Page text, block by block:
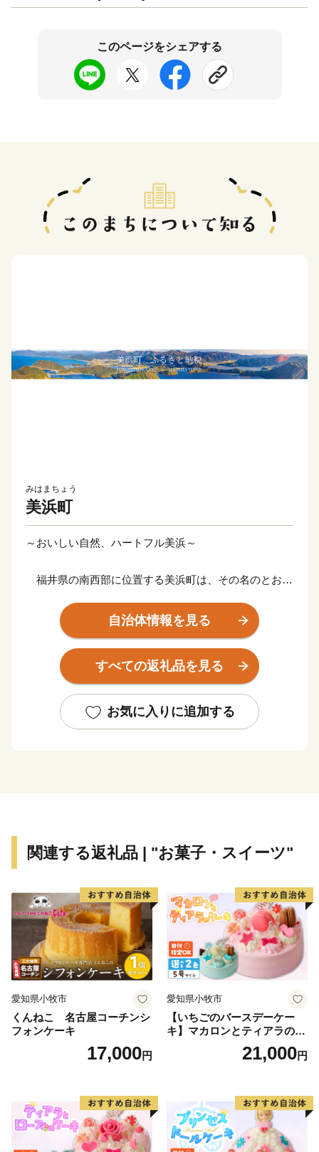
このページをシェアする
みはまちょう
美浜町
～おいしい自然、ハートフル美浜～
福井県の南西部に位置する美浜町は、その名のとおり
の澄んだ水と、きめ細やかな白い砂浜が広がり、「日本
の水浴場88選」に選ばれています。また、「三方五湖」
は若狭湾国定公園を代表する景勝地で、平成17年にラム
サール条約登録湿地に認定されました。
名物は「鯖のへしこ(ヌカ漬け）」で、お惣菜にも酒
の肴にもなるため全国にファンがいます。平成17年に
します。
福井県美浜町町ふるさと納税サポートセンター
受付時間 9：30～17:30 (土日祝日・12/29～1/3休み)
TEL 050-5527-0887
メール furusato@town-mihama-fukui.com
================================
自治体情報を見る
すべての返礼品を見る
お気に入りに追加する
関連する返礼品 | "お菓子・スイーツ"
愛知県小牧市
くんねこ 名古屋コーチンシ
フォンケーキ
17,000円
愛知県小牧市
【いちごのバースデーケー
キ】マカロンとティアラのケ
ーキ スイーツ 日時指定可 デ
ザート 洋菓子 お取り寄せ 愛
デコレーションケーキ ホー
ルケーキ
21,000円